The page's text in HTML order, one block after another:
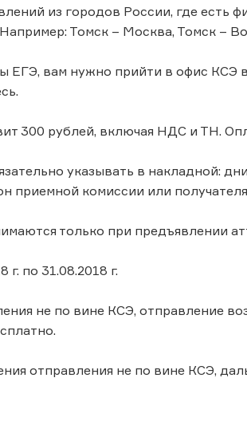
из городов России, где
Томск – Москва, Томск –
ЕГЭ, вам нужно прийти в офис КСЭ
300 рублей, включая НДС и ТН.
указывать в накладной:
приемной комиссии или
только при предъявлении
г. по 31.08.2018 г.
не по вине КСЭ, отправление
отправления не по вине КСЭ,